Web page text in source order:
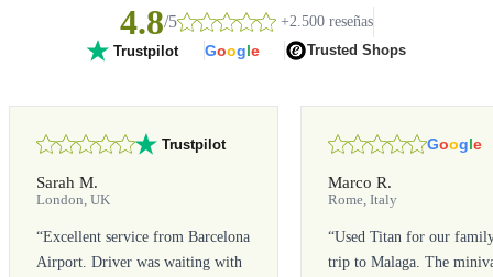
4.8/5 +2.500 reseñas
Trustpilot Google Trusted Shops
Trustpilot
Sarah M.
London, UK
“Excellent service from Barcelona
Airport. Driver was waiting with
Google
Marco R.
Rome, Italy
“Used Titan for our
trip to Malaga. The